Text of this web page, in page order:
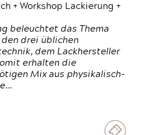
+ Workshop Lackierung +
beleuchtet das Thema
den drei üblichen
dem Lackhersteller
erhalten die
Mix aus physikalisch-